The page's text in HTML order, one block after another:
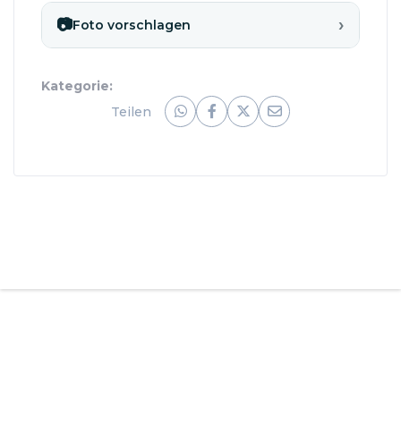
📷Foto vorschlagen ›
Kategorie:
Teilen